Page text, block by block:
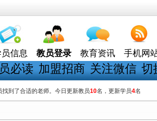
信息 教员登录 教育资讯 手机网
必读 加盟招商 关注微信 切
找到了合适的老师。今日更新教员10名，更新学员4名